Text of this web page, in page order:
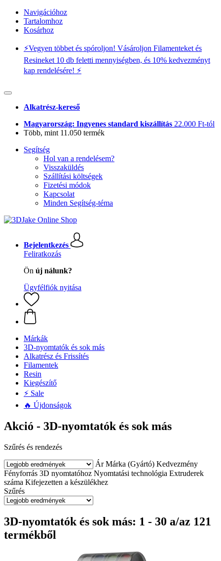
Navigációhoz
Tartalomhoz
Kosárhoz
⚡️Vegyen többet és spóroljon! Vásároljon Filamenteket és
Resineket 10 db feletti mennyiségben, és 10% kedvezményt
kap rendelésére! ⚡️
Alkatrész-kereső
Magyarország: Ingyenes standard kiszállítás 22.000 Ft-tól
Több, mint 11.050 termék
Segítség
Hol van a rendelésem?
Visszaküldés
Szállítási költségek
Fizetési módok
Kapcsolat
Minden Segítség-téma
Bejelentkezés
Feliratkozás
Ön új nálunk?
Ügyfélfiók nyitása
Márkák
3D-nyomtatók és sok más
Alkatrész és Frissítés
Filamentek
Resin
Kiegészítő
⚡ Sale
🔥 Újdonságok
Akció - 3D-nyomtatók és sok más
Szűrés és rendezés
Ár Márka (Gyártó) Kedvezmény
Fényforrás 3D nyomtatóhoz Nyomtatási technológia Extruderek
száma Kifejezetten a készülékhez
Szűrés
3D-nyomtatók és sok más: 1 - 30 a/az 121
termékből